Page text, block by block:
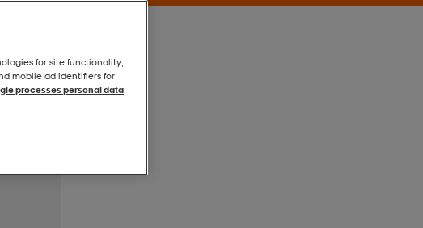
for site functionality,
mobile ad identifiers for
processes personal data